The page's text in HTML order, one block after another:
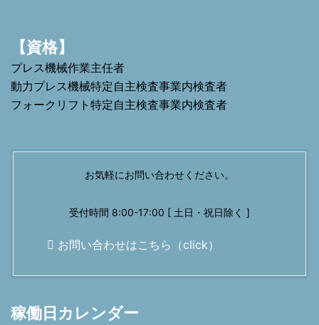
【資格】
プレス機械作業主任者
動力プレス機械特定自主検査事業内検査者
フォークリフト特定自主検査事業内検査者
お気軽にお問い合わせください。
受付時間 8:00-17:00 [ 土日・祝日除く ]
お問い合わせはこちら（click）
稼働日カレンダー